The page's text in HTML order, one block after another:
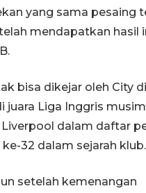
yang sama pesaing
mendapatkan hasil
bisa dikejar oleh City
Liga Inggris
dalam daftar
32 dalam sejarah klub.
setelah kemenangan
Sumatera di
August 2026 10:35 WIB